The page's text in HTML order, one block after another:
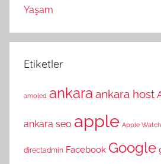
Yaşam
Etiketler
amoled ankara ankara host
ankara seo apple Apple Watch
directadmin Facebook Google